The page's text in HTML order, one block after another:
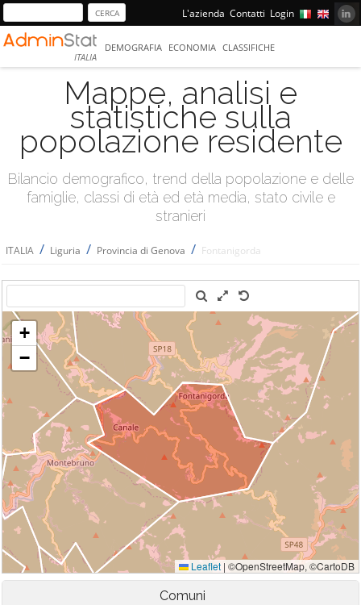
L'azienda Contatti Login
ITALIA
DEMOGRAFIA ECONOMIA CLASSIFICHE
Mappe, analisi e
statistiche sulla
popolazione residente
Bilancio demografico, trend della popolazione e delle
famiglie, classi di età ed età media, stato civile e
stranieri
ITALIA / Liguria / Provincia di Genova / Fontanigorda
Comuni